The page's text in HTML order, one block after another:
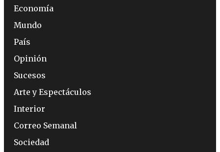
Economía
Mundo
País
Opinión
Sucesos
Arte y Espectáculos
Interior
Correo Semanal
Sociedad